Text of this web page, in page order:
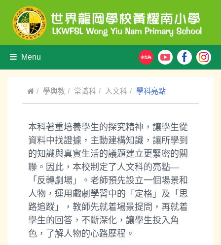
Menu
學與教 常識科 人文科 學科亮點
本科著重培養學生的探究精神，讓學生從
資料中找證據，主動建構知識，讓所學到
的知識與真實生活的議題建立更緊密的關
聯。因此，本校制定了人文科的亮點—
「反轉劇場」。老師預先設立一個場景和
人物，運用戲劇學習中的「定格」及「思
路追蹤」，教師先就着場景提問，再就着
學生的回答，不斷深化，讓學生投入角
色，了解人物的心路歷程。